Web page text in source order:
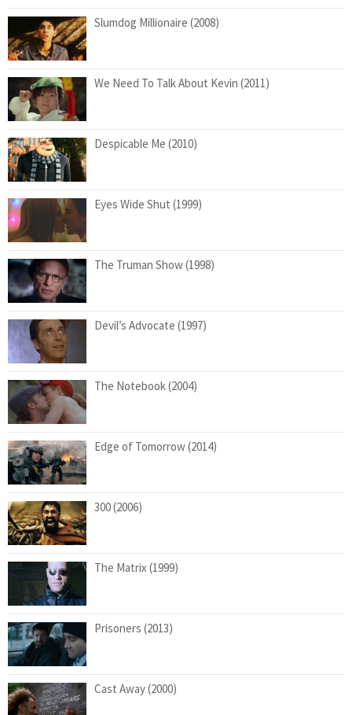
Slumdog Millionaire (2008)
We Need To Talk About Kevin (2011)
Despicable Me (2010)
Eyes Wide Shut (1999)
The Truman Show (1998)
Devil’s Advocate (1997)
The Notebook (2004)
Edge of Tomorrow (2014)
300 (2006)
The Matrix (1999)
Prisoners (2013)
Cast Away (2000)